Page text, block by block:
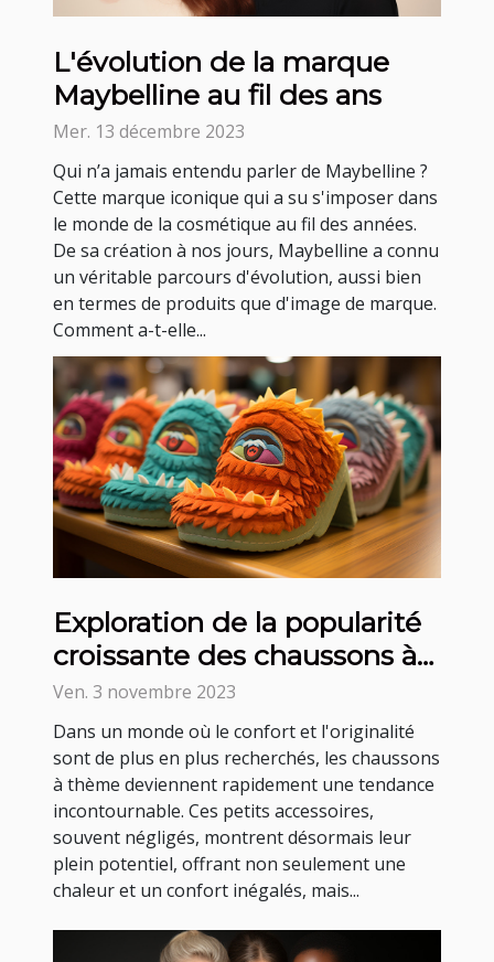
L'évolution de la marque
Maybelline au fil des ans
Mer. 13 décembre 2023
Qui n’a jamais entendu parler de Maybelline ?
Cette marque iconique qui a su s'imposer dans
le monde de la cosmétique au fil des années.
De sa création à nos jours, Maybelline a connu
un véritable parcours d'évolution, aussi bien
en termes de produits que d'image de marque.
Comment a-t-elle...
Exploration de la popularité
croissante des chaussons à
thème
Ven. 3 novembre 2023
Dans un monde où le confort et l'originalité
sont de plus en plus recherchés, les chaussons
à thème deviennent rapidement une tendance
incontournable. Ces petits accessoires,
souvent négligés, montrent désormais leur
plein potentiel, offrant non seulement une
chaleur et un confort inégalés, mais...